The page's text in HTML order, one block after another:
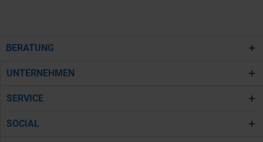
BERATUNG
UNTERNEHMEN
SERVICE
SOCIAL